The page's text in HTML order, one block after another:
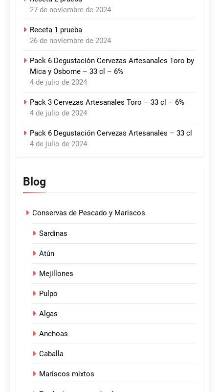
27 de noviembre de 2024
Receta 1 prueba
26 de noviembre de 2024
Pack 6 Degustación Cervezas Artesanales Toro by
Mica y Osborne – 33 cl – 6%
4 de julio de 2024
Pack 3 Cervezas Artesanales Toro – 33 cl – 6%
4 de julio de 2024
Pack 6 Degustación Cervezas Artesanales – 33 cl
4 de julio de 2024
Blog
Conservas de Pescado y Mariscos
Sardinas
Atún
Mejillones
Pulpo
Algas
Anchoas
Caballa
Mariscos mixtos